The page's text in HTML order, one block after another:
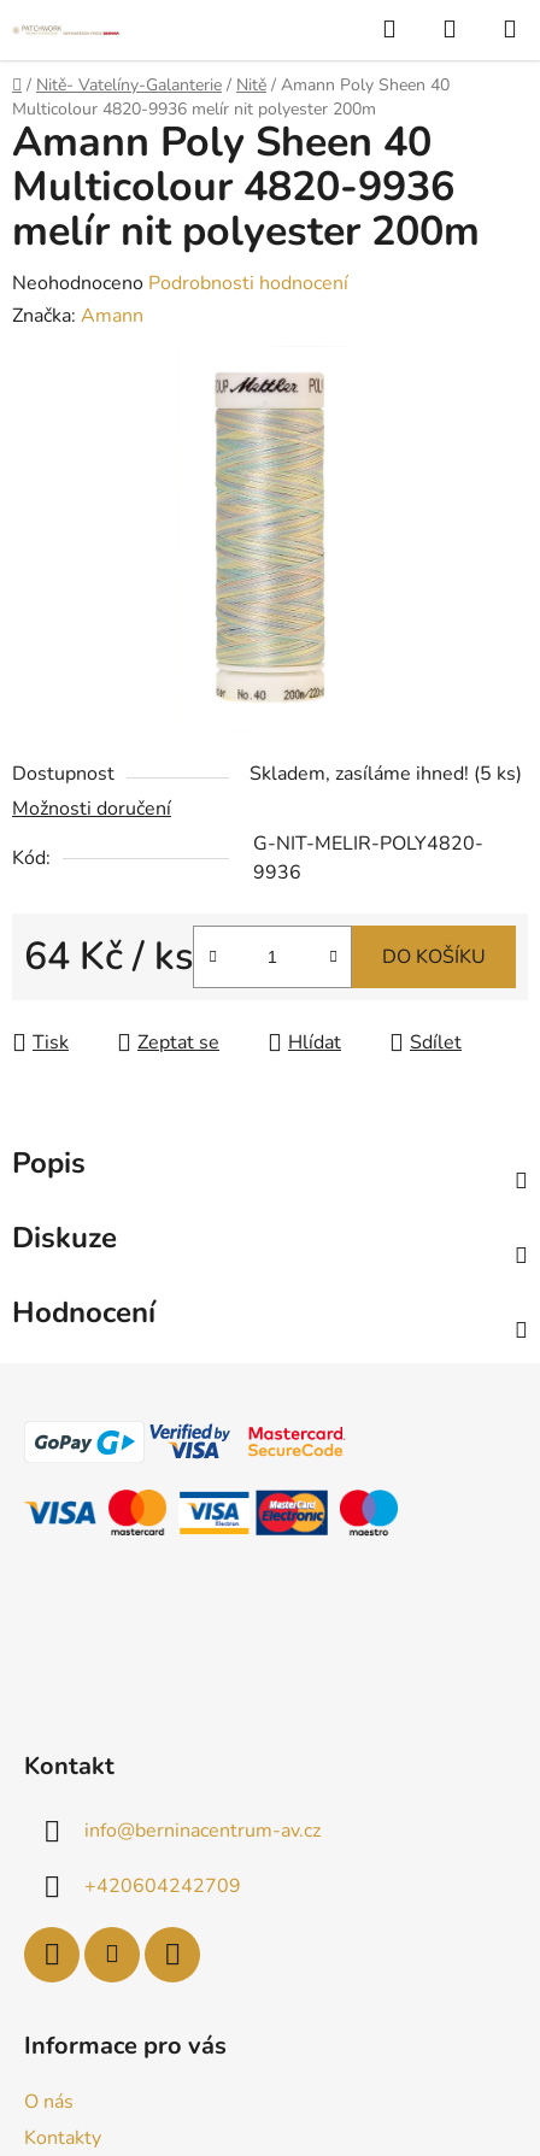
na
obsah
Hledat
KOŠÍK
Domů
/ Nitě- Vatelíny-Galanterie / Nitě / Amann Poly Sheen 40
Multicolour 4820-9936 melír nit polyester 200m
Dostupnost Skladem, zasíláme ihned! (5 ks)
Možnosti doručení
Kód:
G-NIT-MELIR-POLY4820-
9936
64 Kč/ ks DO KOŠÍKU
Tisk Zeptat se Hlídat Sdílet
Amann Poly Sheen 40
Multicolour 4820-9936
melír nit polyester 200m
Průměrné
hodnocení
Neohodnoceno Podrobnosti hodnocení
Značka: Amann
Popis
Diskuze
Hodnocení
Kontakt
info@berninacentrum-av.cz
+420604242709
Informace pro vás
O nás
Kontakty